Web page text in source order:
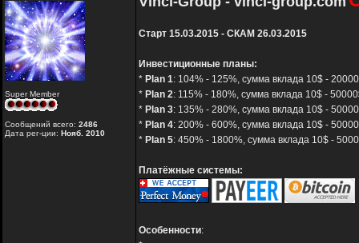
Super Member
Сообщений всего: 2486
Дата рег-ции: Нояб. 2010
Старт 15.03.2015 - СКАМ 26.03.2015
Инвестиционные планы:
* Plan 1: 104% - 125%, сумма вклада 10$ -
* Plan 2: 115% - 180%, сумма вклада 10$ -
* Plan 3: 135% - 280%, сумма вклада 10$ -
* Plan 4: 200% - 600%, сумма вклада 10$ -
* Plan 5: 450% - 1800%, сумма вклада 10$ -
Платёжные системы:
Особенности: